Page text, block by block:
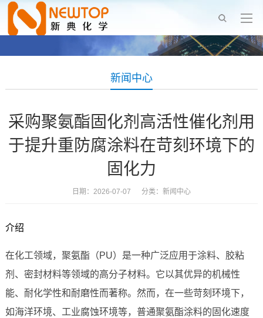
新闻中心
采购聚氨酯固化剂高活性催化剂用
于提升重防腐涂料在苛刻环境下的
固化力
日期：2026-07-07 分类： 新闻中心
介绍
在化工领域，聚氨酯（PU）是一种广泛应用于涂料、胶粘
剂、密封材料等领域的高分子材料。它以其优异的机械性
能、耐化学性和耐磨性而著称。然而，在一些苛刻环境下，
如海洋环境、工业腐蚀环境等，普通聚氨酯涂料的固化速度